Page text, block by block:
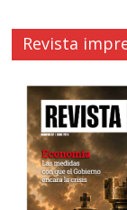
Revista